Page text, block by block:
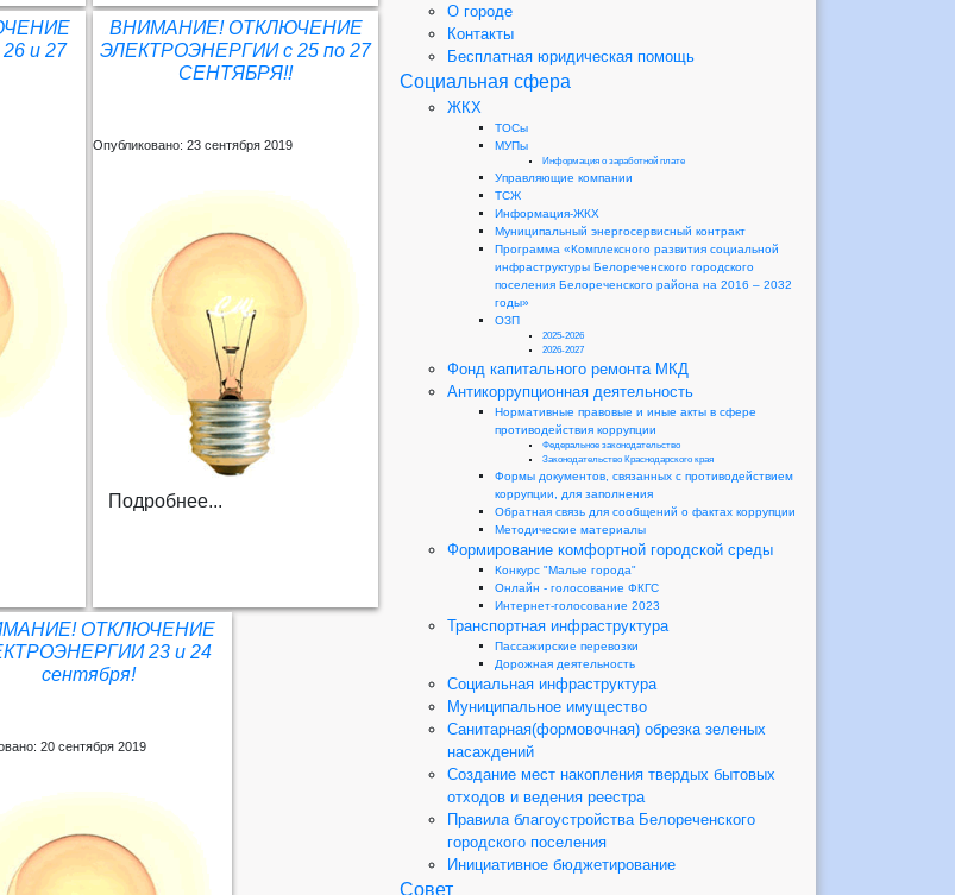
и 27
ВНИМАНИЕ! ОТКЛЮЧЕНИЕ
ЭЛЕКТРОЭНЕРГИИ с 25 по 27
СЕНТЯБРЯ!!
Опубликовано: 23 сентября 2019
Подробнее...
ОТКЛЮЧЕНИЕ
23 и 24
сентября!
20 сентября 2019
О городе
Контакты
Бесплатная юридическая помощь
Социальная сфера
ЖКХ
ТОСы
МУПы
Информация о заработной плате
Управляющие компании
ТСЖ
Информация-ЖКХ
Муниципальный энергосервисный контракт
Программа «Комплексного развития социальной
инфраструктуры Белореченского городского
поселения Белореченского района на 2016 – 2032
годы»
ОЗП
2025-2026
2026-2027
Фонд капитального ремонта МКД
Антикоррупционная деятельность
Нормативные правовые и иные акты в сфере
противодействия коррупции
Федеральное законодательство
Законодательство Краснодарского края
Формы документов, связанных с противодействием
коррупции, для заполнения
Обратная связь для сообщений о фактах коррупции
Методические материалы
Формирование комфортной городской среды
Конкурс "Малые города"
Онлайн - голосование ФКГС
Интернет-голосование 2023
Транспортная инфраструктура
Пассажирские перевозки
Дорожная деятельность
Социальная инфраструктура
Муниципальное имущество
Санитарная(формовочная) обрезка зеленых
насаждений
Создание мест накопления твердых бытовых
отходов и ведения реестра
Правила благоустройства Белореченского
городского поселения
Инициативное бюджетирование
Совет